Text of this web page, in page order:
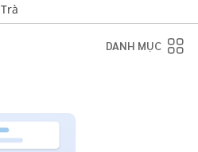
Trà
DANH MỤC